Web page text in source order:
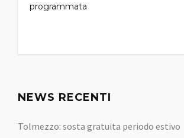
programmata
NEWS RECENTI
Tolmezzo: sosta gratuita periodo estivo